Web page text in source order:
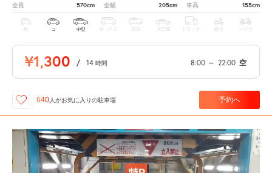
全長 570cm 全幅 205cm 車高 155cm
軽 コ 中型 ボックス SUV 大型車 トラック 原付 バイク
¥1,300 / 14 時間 8:00 ～ 22:00 空
640 人がお気に入りの駐車場 予約へ